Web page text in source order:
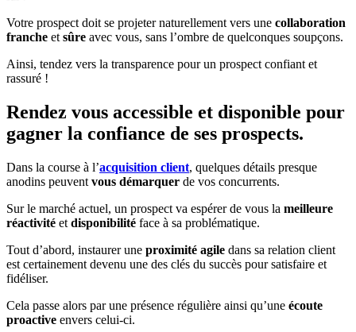
Votre prospect doit se projeter naturellement vers une collaboration
franche et sûre avec vous, sans l’ombre de quelconques soupçons.
Ainsi, tendez vers la transparence pour un prospect confiant et
rassuré !
Rendez vous accessible et disponible pour
gagner la confiance de ses prospects.
Dans la course à l’acquisition client, quelques détails presque
anodins peuvent vous démarquer de vos concurrents.
Sur le marché actuel, un prospect va espérer de vous la meilleure
réactivité et disponibilité face à sa problématique.
Tout d’abord, instaurer une proximité agile dans sa relation client
est certainement devenu une des clés du succès pour satisfaire et
fidéliser.
Cela passe alors par une présence régulière ainsi qu’une écoute
proactive envers celui-ci.